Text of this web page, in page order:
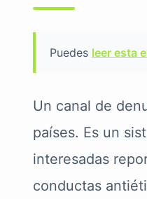
Puedes leer esta
Un canal de
países. Es un
interesadas
conductas